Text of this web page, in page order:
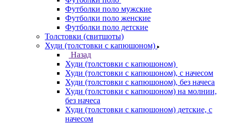
Футболки поло мужские
Футболки поло женские
Футболки поло детские
Толстовки (свитшоты)
Худи (толстовки с капюшоном)
Назад
Худи (толстовки с капюшоном)
Худи (толстовки c капюшоном), с начесом
Худи (толстовки c капюшоном), без начеса
Худи (толстовки с капюшоном) на молнии,
без начеса
Худи (толстовки c капюшоном) детские, с
начесом